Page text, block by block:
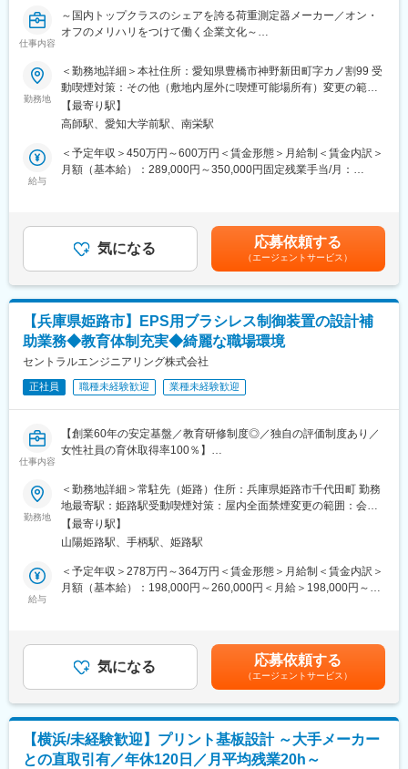
順不同）
変更の範囲：会社の定める業務
エンジニアとしてのスキルアップはもちろん、製造系・物流系の
異業種に挑戦する社員もおり、知識・経験をベースとして様々な
◎キャリア形成支援
・担当者との面談でどの職種に進んでいきたいか、二人三脚で学
びの方向性を定めます。方向性が決まれば、目標設定を行い、伴
ます
また、今の職場でさらに活躍するための資格取得も支援していま
■社内転職制度：
社内転職制度も設けています。全社員が新しい事にチャレンジで
きる様に
資格取得支援や通信教育でのIT知識の習得など様々な教育を実施
しています。定期的な社員面談で社員のキャリアアップを支援す
ることにより、社員の「もっと」を叶える制度となっています
仕事内容
～国内トップクラスのシェアを誇る荷重測定器メーカー／オン・
オフのメリハリをつけて働く企業文化～
■業務概要：
当社は国内トップシェアを誇る荷重測定器の専門メーカーとし
て、世界中にビジネスを展開しています。今回、技術グループの
電子回路設計担当として、技術革新を担う仲間を募集します。
■業務詳細：
1. 荷重測定の理解（座学～実機を使ったデモ）
ゆくゆくは以下の内容もお任せします。
・基板回路設計・評価・改良
○荷重測定器とは：
力を測るための装置であり、幅広い産業分野で使用されていま
外で高い評価を得ています。新製品の開発にも積極的で、技術革
新を続けることで市場のニーズに応えています。
■入社後の流れ：
入社後は荷重測定の仕組み、ノウハウをショールームでの説明や
めに本人の習熟度や希望に合わせて機械設計、ソフトウェア開
発、サンプル測定などの技術関連業務に携わって頂き、知識を深
めて頂きます。その後当求人の電子回路設計の業務を行なってい
ただきます。
■このポジションの魅力：
技術革新：最先端の技術に触れ、革新的な製品開発に携われま
やすい環境で、プライベートの充実が図れます。
■組織構成：
・配属先にはマネージャー1名（50代／男性）の元、6名（20代1
名、30代2名、40代2名、50代2名）
・上記の中でチーム／役割分担：メカ設計、ソフトウェア開発、
回路設計
勤務地
＜勤務地詳細＞本社住所：愛知県豊橋市神野新田町字カノ割99 受
動喫煙対策：その他（敷地内屋外に喫煙可能場所有）変更の範
囲：会社の定める事業所
【最寄り駅】
高師駅、愛知大学前駅、南栄駅
給与
＜予定年収＞450万円～600万円＜賃金形態＞月給制＜賃金内訳＞
月額（基本給）：289,000円～350,000円固定残業手当/月：
目安の金額であり、選考を通じて上下する可能性があります。月
給(月額)は固定手当を含めた表記です。
気になる 応募依頼する
（エージェントサービス）
【兵庫県姫路市】EPS用ブラシレス制御装置の設計補
助業務◆教育体制充実◆綺麗な職場環境
セントラルエンジニアリング株式会社
正社員 職種未経験歓迎 業種未経験歓迎
仕事内容
【創業60年の安定基盤／教育研修制度◎／独自の評価制度あり／
女性社員の育休取得率100％】
■業務内容：
EPS用ブラシレス制御装置の設計補助業務をご担当いただきま
す。
■主な業務内容：
・電気回路設計の補助業務
・設計ドキュメントの作成
・測定器を使用した各種測定作業
・オフィスは非常に清潔かつ整備されており、快適な職場です。
・教育体制が充実しており、未経験からでもスキルアップ可能で
す。
■当社の魅力：
◎教育研修制度
自社研修施設では、各分野で豊富な経験を持つエキスパート講師
勤務地
＜勤務地詳細＞常駐先（姫路）住所：兵庫県姫路市千代田町 勤務
地最寄駅：姫路駅受動喫煙対策：屋内全面禁煙変更の範囲：会社
の定める事業所
【最寄り駅】
山陽姫路駅、手柄駅、姫路駅
給与
＜予定年収＞278万円～364万円＜賃金形態＞月給制＜賃金内訳＞
月額（基本給）：198,000円～260,000円＜月給＞198,000円～
じて上下する可能性があります。月給(月額)は固定手当を含めた表
記です。気になる 応募依頼する
（エージェントサービス）
【横浜/未経験歓迎】プリント基板設計 ～大手メーカー
との直取引有／年休120日／月平均残業20h～